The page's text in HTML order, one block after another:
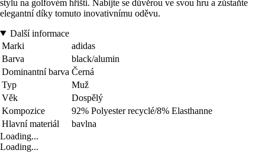
stylu na golfovém hřišti. Nabijte se důvěrou ve svou hru a zůstaňte
elegantní díky tomuto inovativnímu oděvu.
Další informace
Marki
adidas
Barva
black/alumin
Dominantní barva Černá
Typ
Muž
Věk
Dospělý
Kompozice
92% Polyester recyclé/8% Elasthanne
Hlavní materiál
bavlna
Loading...
Loading...